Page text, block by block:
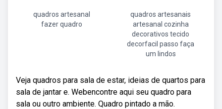
quadros artesanal
fazer quadro
quadros artesanais
artesanal cozinha
decorativos tecido
decorfacil passo faça
um lindos
Veja quadros para sala de estar, ideias de quartos para
sala de jantar e. Webencontre aqui seu quadro para
sala ou outro ambiente. Quadro pintado a mão.